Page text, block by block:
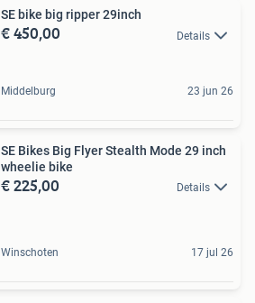
SE bike big ripper 29inch
€ 450,00 Details
Middelburg 23 jun 26
SE Bikes Big Flyer Stealth Mode 29 inch
wheelie bike
€ 225,00 Details
Winschoten 17 jul 26